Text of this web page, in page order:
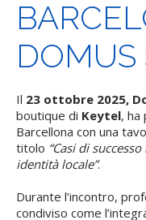
DOMUS
Il 23 ottobre 2025,
boutique di Keytel, ha
Barcellona con una
titolo “Casi di
identità locale”.
Durante l’incontro,
condiviso come